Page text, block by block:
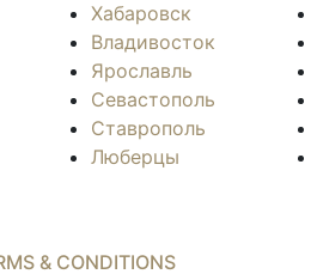
Хабаровск
Владивосток
Ярославль
Севастополь
Ставрополь
Люберцы
& CONDITIONS